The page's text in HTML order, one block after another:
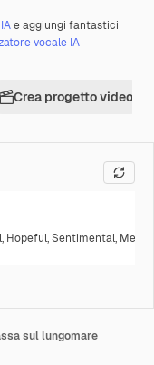
e aggiungi fantastici
vocale IA
Crea progetto video
, Hopeful,Sentimental,
sul lungomare